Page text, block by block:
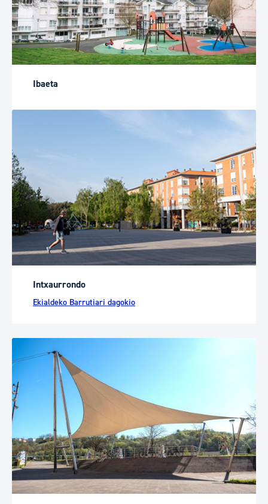
Ibaeta
Intxaurrondo
Ekialdeko Barrutiari dagokio